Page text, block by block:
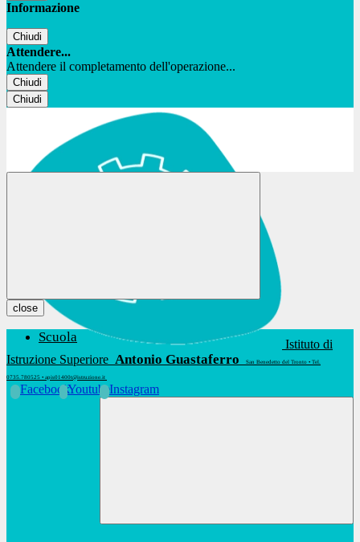
Informazione
Chiudi
Attendere...
Attendere il completamento dell'operazione...
Chiudi
Chiudi
Istituto di
Istruzione Superiore Antonio Guastaferro San Benedetto del Tronto • Tel.
0735.780525 • apis01400t@istruzione.it
FacebookYoutubeInstagram
close
Scuola